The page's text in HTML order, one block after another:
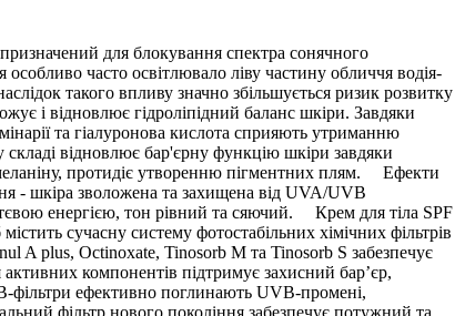
призначений для блокування спектра сонячного
часто освітлювало ліву частину обличчя водія-
такого впливу значно збільшується ризик розвитку
і відновлює гідроліпідний баланс шкіри. Завдяки
та гіалуронова кислота сприяють утриманню
відновлює бар'єрну функцію шкіри завдяки
протидіє утворенню пігментних плям. Ефекти
- шкіра зволожена та захищена від UVA/UVB
енергією, тон рівний та сяючий. Крем для тіла SPF
сучасну систему фотостабільних хімічних фільтрів
A plus, Octinoxate, Tinosorb М та Tinosorb S забезпечує
компонентів підтримує захисний бар’єр,
фільтри ефективно поглинають UVB-промені,
фільтр нового покоління забезпечує потужний та